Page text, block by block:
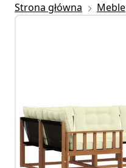
Strona główna Meble